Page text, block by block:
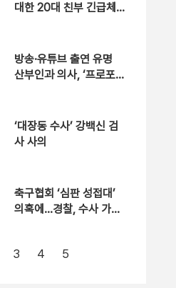
대한 20대 친부 긴급체
방송·유튜브 출연 유명
산부인과 의사, ‘프로포
‘대장동 수사’ 강백신 검
사 사의
축구협회 ‘심판 성접대’
의혹에…경찰, 수사 가능
3 4 5